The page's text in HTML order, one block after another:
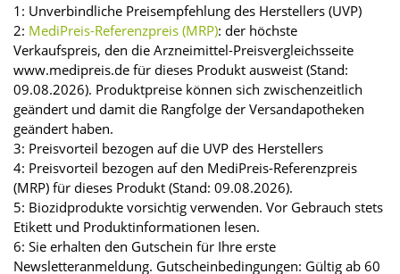
1: Unverbindliche Preisempfehlung des Herstellers (UVP)
2: MediPreis-Referenzpreis (MRP): der höchste
Verkaufspreis, den die Arzneimittel-Preisvergleichsseite
www.medipreis.de für dieses Produkt ausweist (Stand:
09.08.2026). Produktpreise können sich zwischenzeitlich
geändert und damit die Rangfolge der Versandapotheken
geändert haben.
3: Preisvorteil bezogen auf die UVP des Herstellers
4: Preisvorteil bezogen auf den MediPreis-Referenzpreis
(MRP) für dieses Produkt (Stand: 09.08.2026).
5: Biozidprodukte vorsichtig verwenden. Vor Gebrauch stets
Etikett und Produktinformationen lesen.
6: Sie erhalten den Gutschein für Ihre erste
Newsletteranmeldung. Gutscheinbedingungen: Gültig ab 60